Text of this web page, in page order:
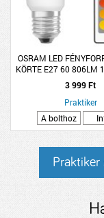
OSRAM LED
KÖRTE E27 60 806LM
MATT3 999 Ft
Praktiker
A bolthoz
Praktiker